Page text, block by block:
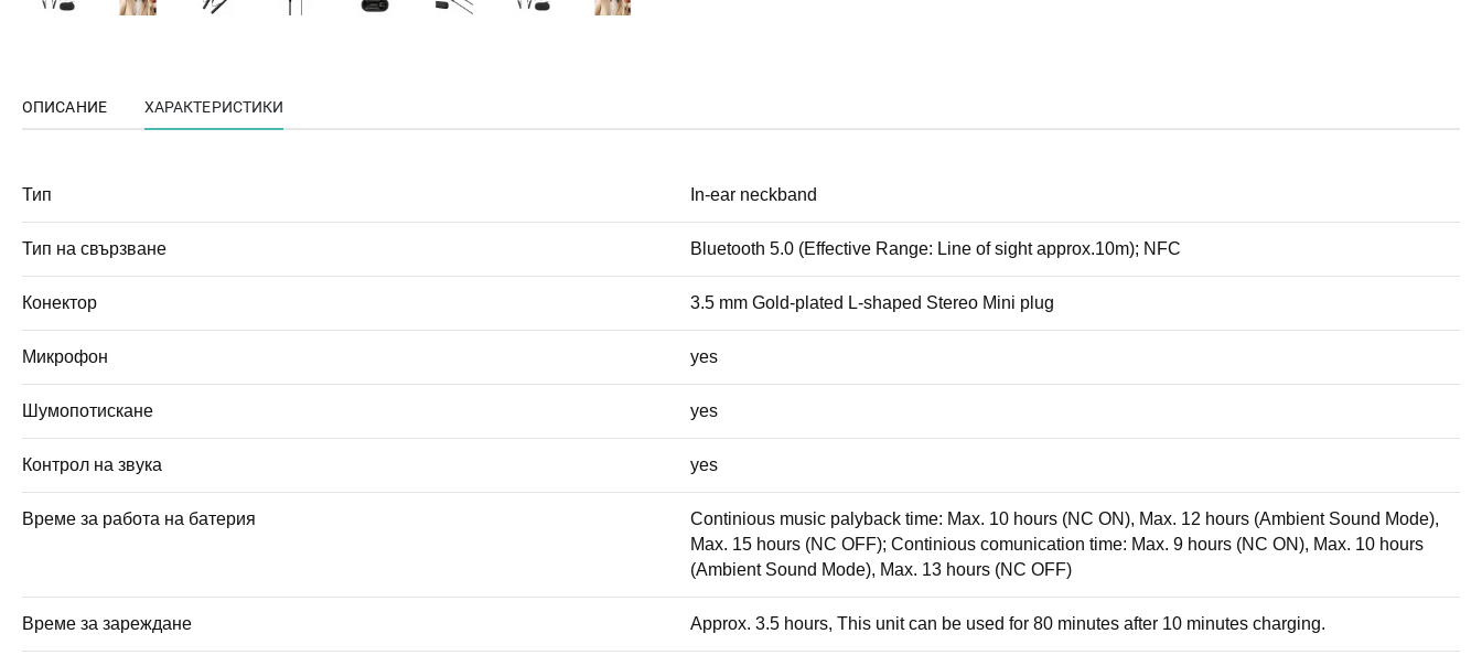
ОПИСАНИЕ ХАРАКТЕРИСТИКИ
Тип In-ear neckband
Тип на свързване Bluetooth 5.0 (Effective Range: Line of sight approx.10m); NFC
Конектор 3.5 mm Gold-plated L-shaped Stereo Mini plug
Микрофон yes
Шумопотискане yes
Контрол на звука yes
Време за работа на батерия
Continious music palyback time: Max. 10 hours (NC ON), Max. 12 hours (Ambient Sound Mode),
Max. 15 hours (NC OFF); Continious comunication time: Max. 9 hours (NC ON), Max. 10 hours
(Ambient Sound Mode), Max. 13 hours (NC OFF)
Време за зареждане Approx. 3.5 hours, This unit can be used for 80 minutes after 10 minutes charging.